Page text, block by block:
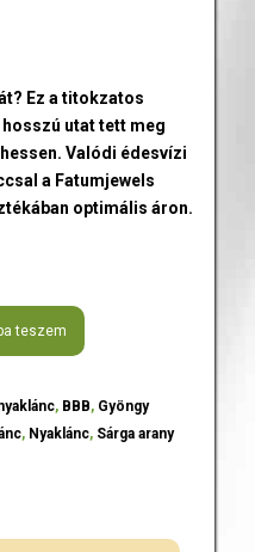
Ez a titokzatos
utat tett meg
Valódi édesvízi
a Fatumjewels
optimális áron.
teszem
, BBB, Gyöngy
, Nyaklánc, Sárga arany